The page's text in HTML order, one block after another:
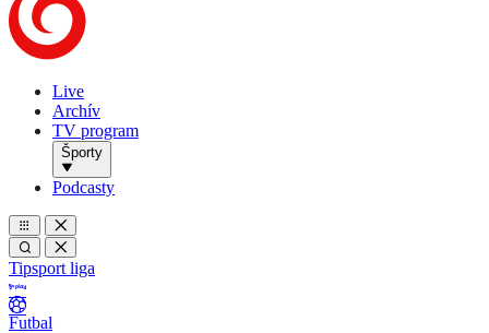
Live
Archív
TV program
Športy
Podcasty
Tipsport liga
Futbal